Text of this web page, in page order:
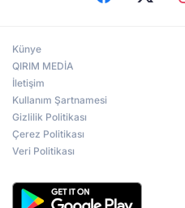
Künye
QIRIM MEDİA
İletişim
Kullanım Şartnamesi
Gizlilik Politikası
Çerez Politikası
Veri Politikası